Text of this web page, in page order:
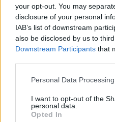
your opt-out. You may
disclosure of your personal
IAB’s list of downstream
also be disclosed by us to
Downstream Participants that
Personal Data
I want to opt-out of the
personal data.
Opted In